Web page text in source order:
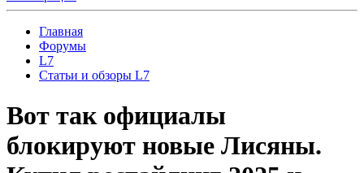
Главная
Форумы
L7
Статьи и обзоры L7
Вот так официалы
блокируют новые Лисяны.